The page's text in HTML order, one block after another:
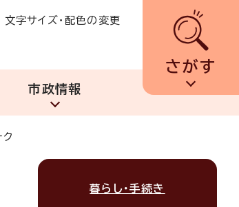
文字サイズ・配色の変更
さがす
市政情報
暮らし・手続き